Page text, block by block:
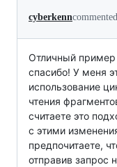
cyberkenncommented
Отличный пример
спасибо! У меня
использование
чтения
считаете это
с этими
предпочитаете,
отправив запрос